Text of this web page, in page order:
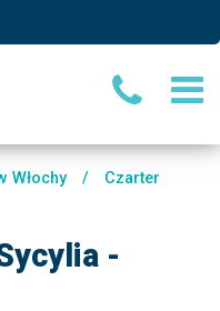
Włochy /
Czarter
-